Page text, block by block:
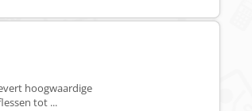
hoogwaardige
tot ...